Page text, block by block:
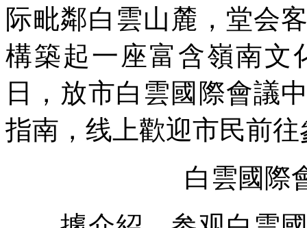
际毗鄰白雲山麓，堂会
構築起一座富含嶺南文
日，放市白雲國際會議
指南，线上歡迎市民前
白雲國際